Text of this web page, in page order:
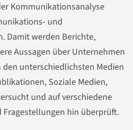
Kommunikationsanalyse
und
Damit werden Berichte,
Aussagen über Unternehmen
unterschiedlichsten Medien
Soziale Medien,
und auf verschiedene
Fragestellungen hin überprüft.